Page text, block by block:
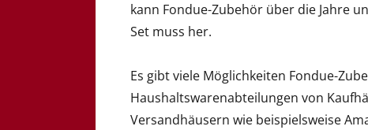
kann Fondue-Zubehör über die Jahre
Set muss her.
Es gibt viele Möglichkeiten Fondue-
Haushaltswarenabteilungen von
Versandhäusern wie beispielsweise